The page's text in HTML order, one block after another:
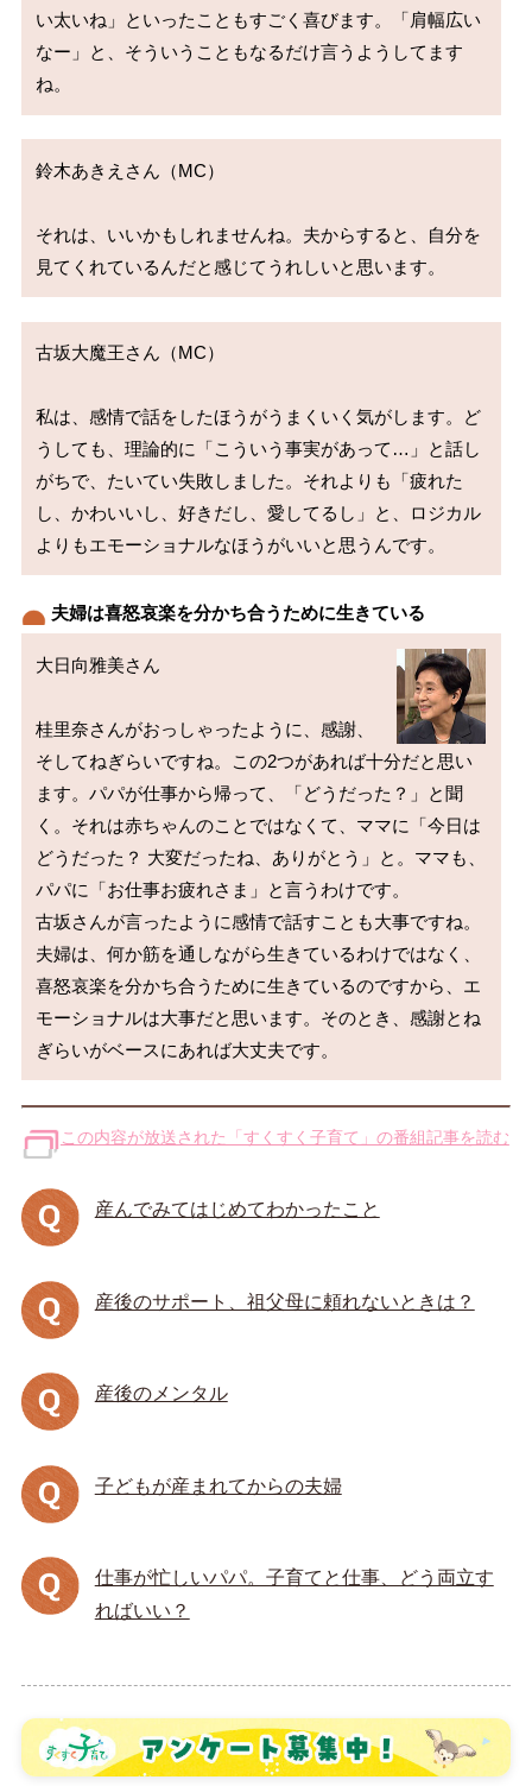
い太いね」といったこともすごく喜びます。「肩幅広い
なー」と、そういうこともなるだけ言うようしてます
鈴木あきえさん（MC）
それは、いいかもしれませんね。夫からすると、自分を
古坂大魔王さん（MC）
私は、感情で話をしたほうがうまくいく気がします。ど
うしても、理論的に「こういう事実があって…」と話し
がちで、たいてい失敗しました。それよりも「疲れた
し、かわいいし、好きだし、愛してるし」と、ロジカル
夫婦は喜怒哀楽を分かち合うために生きている
大日向雅美さん
桂里奈さんがおっしゃったように、感謝、
そしてねぎらいですね。この2つがあれば十分だと思い
ます。パパが仕事から帰って、「どうだった？」と聞
く。それは赤ちゃんのことではなくて、ママに「今日は
どうだった？ 大変だったね、ありがとう」と。ママも、
パパに「お仕事お疲れさま」と言うわけです。
古坂さんが言ったように感情で話すことも大事ですね。
夫婦は、何か筋を通しながら生きているわけではなく、
喜怒哀楽を分かち合うために生きているのですから、エ
モーショナルは大事だと思います。そのとき、感謝とね
この内容が放送された「すくすく子育て」の番組記事を読む
産んでみてはじめてわかったこと
産後のサポート、祖父母に頼れないときは？
産後のメンタル
子どもが産まれてからの夫婦
仕事が忙しいパパ。子育てと仕事、どう両立す
ればいい？